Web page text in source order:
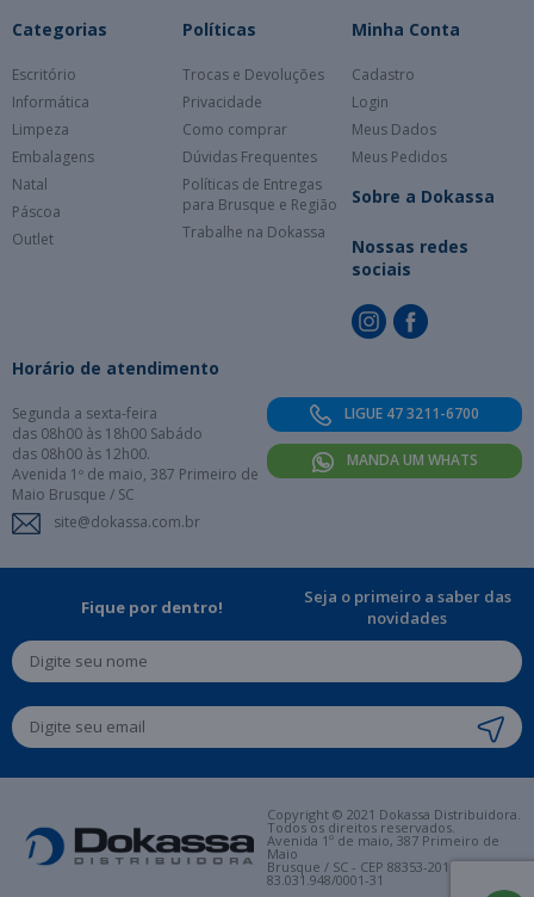
Categorias
Escritório
Informática
Limpeza
Embalagens
Natal
Páscoa
Outlet
Políticas
Trocas e Devoluções
Privacidade
Como comprar
Dúvidas Frequentes
Políticas de Entregas
para Brusque e Região
Trabalhe na Dokassa
Minha Conta
Cadastro
Login
Meus Dados
Meus Pedidos
Sobre a Dokassa
Nossas redes
sociais
Horário de atendimento
Segunda a sexta-feira
das 08h00 às 18h00 Sabádo
das 08h00 às 12h00.
Avenida 1º de maio, 387 Primeiro de
Maio Brusque / SC
site@dokassa.com.br
LIGUE 47 3211-6700
MANDA UM WHATS
Fique por dentro!
Seja o primeiro a saber das
novidades
Copyright © 2021 Dokassa Distribuidora.
Todos os direitos reservados.
Avenida 1º de maio, 387 Primeiro de
Maio
Brusque / SC - CEP 88353-201. CNPJ:
83.031.948/0001-31